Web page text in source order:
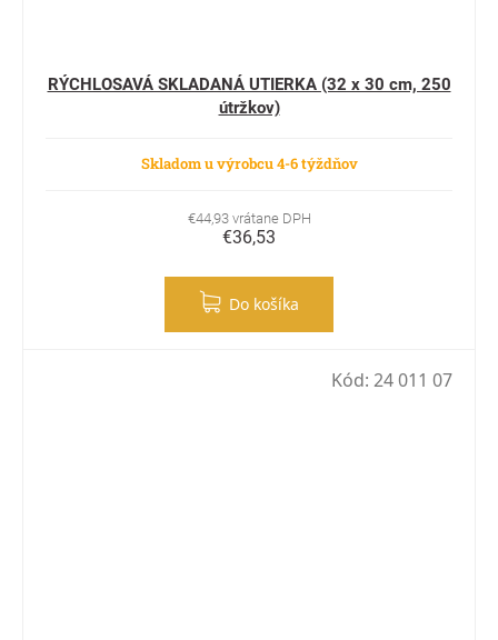
RÝCHLOSAVÁ SKLADANÁ UTIERKA (32 x 30 cm, 250
útržkov)
Skladom u výrobcu 4-6 týždňov
€44,93 vrátane DPH
€36,53
Do košíka
Kód: 24 011 07